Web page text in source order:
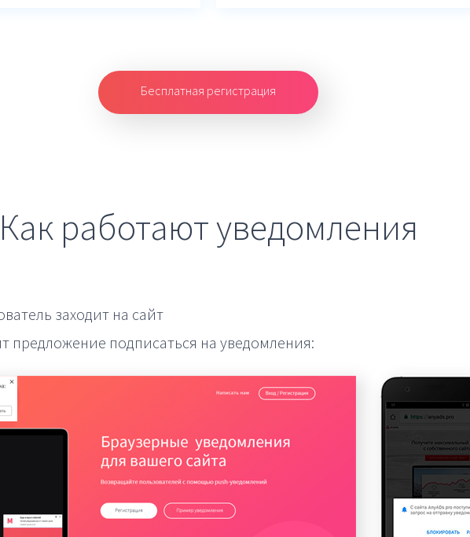
Бесплатная регистрация
Как работают уведомления
заходит на сайт
предложение подписаться на уведомления: